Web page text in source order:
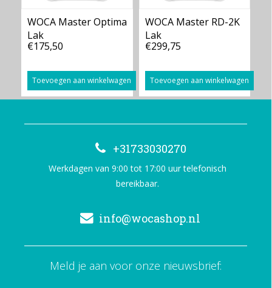
WOCA Master Optima
Lak
€175,50
Toevoegen aan winkelwagen
WOCA Master RD-2K
Lak
€299,75
Toevoegen aan winkelwagen
+31733030270
Werkdagen van 9:00 tot 17:00 uur telefonisch
bereikbaar.
info@wocashop.nl
Meld je aan voor onze nieuwsbrief: